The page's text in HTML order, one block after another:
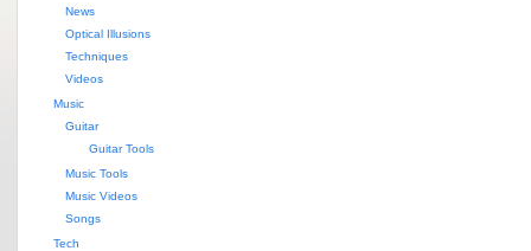
News
Optical Illusions
Techniques
Videos
Music
Guitar
Guitar Tools
Music Tools
Music Videos
Songs
Tech